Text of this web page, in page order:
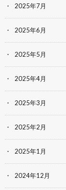
2025年7月
2025年6月
2025年5月
2025年4月
2025年3月
2025年2月
2025年1月
2024年12月